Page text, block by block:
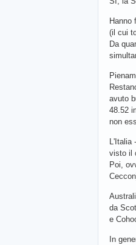
Hanno
(il cui
Da
avuto
48.52
non
L'Italia
visto il
Poi,
da
e
In